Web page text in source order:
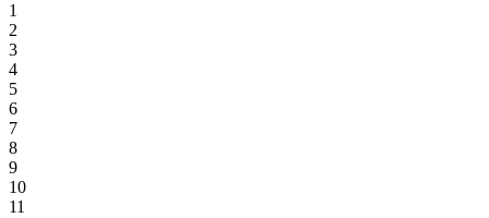
1
2
3
4
5
6
7
8
9
10
11